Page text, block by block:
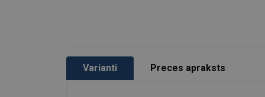
Varianti Preces apraksts